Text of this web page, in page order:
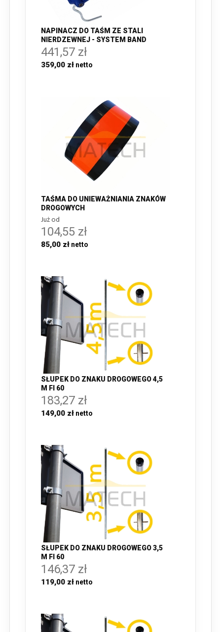
NAPINACZ DO TAŚM ZE STALI
NIERDZEWNEJ - SYSTEM BAND
441,57 zł
359,00 zł
TAŚMA DO UNIEWAŻNIANIA ZNAKÓW
DROGOWYCH
Już od
104,55 zł
85,00 zł
SŁUPEK DO ZNAKU DROGOWEGO 4,5
M FI 60
183,27 zł
149,00 zł
SŁUPEK DO ZNAKU DROGOWEGO 3,5
M FI 60
146,37 zł
119,00 zł